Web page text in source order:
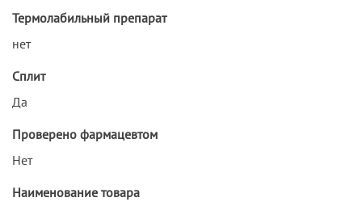
Термолабильный препарат
нет
Сплит
Да
Проверено фармацевтом
Нет
Наименование товара